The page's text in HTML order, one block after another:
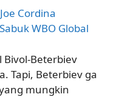
Cordina
WBO Global
Bivol-Beterbiev
Tapi, Beterbiev ga
mungkin